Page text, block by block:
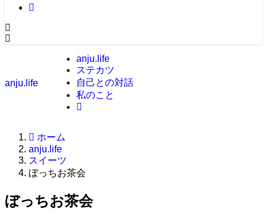
anju.life
anju.life
ステカツ
自己との対話
私のこと
ホーム
anju.life
スイーツ
ぼっちお茶会
ぼっちお茶会